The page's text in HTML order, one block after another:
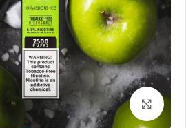
بزرگنمایی تصویر